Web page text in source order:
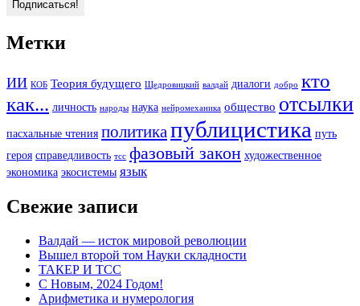
Метки
ИИ КОБ Теория будущего Щедровицкий валдай диалоги добро кто
как... личность народы наука нейромеханика общество отсылки
пасхальные чтения политика публицистика путь
героя справедливость тсс фазовый закон художественное
экономика экосистемы язык
Свежие записи
Валдай — исток мировой революции
Вышел второй том Науки складности
ТАКЕР И ТСС
С Новым, 2024 Годом!
Арифметика и нумерология